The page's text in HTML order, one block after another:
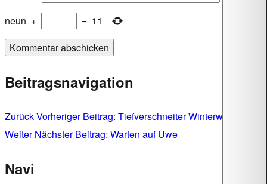
neun + = 11
Beitragsnavigation
ZurückVorheriger Beitrag: Tiefverschneiter Winterwald
Weiter Nächster Beitrag: Warten auf Uwe
Navi